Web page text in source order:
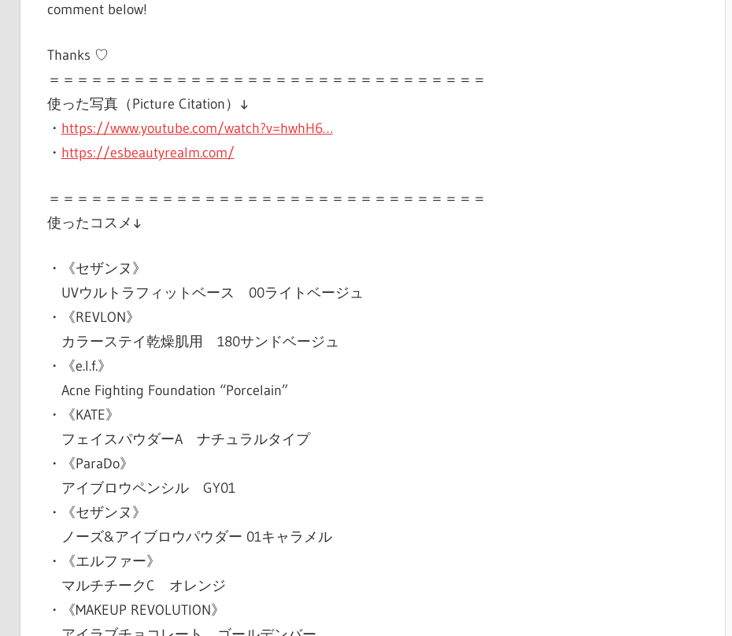
comment below!
Thanks ♡
＝＝＝＝＝＝＝＝＝＝＝＝＝＝＝＝＝＝＝＝＝＝＝＝＝＝＝＝＝＝＝
使った写真（Picture Citation）↓
・ https://www.youtube.com/watch?v=hwhH6…
・ https://esbeautyrealm.com/
＝＝＝＝＝＝＝＝＝＝＝＝＝＝＝＝＝＝＝＝＝＝＝＝＝＝＝＝＝＝＝
使ったコスメ↓
・《セザンヌ》
UVウルトラフィットベース 00ライトベージュ
・《REVLON》
カラーステイ乾燥肌用 180サンドベージュ
・《e.l.f.》
Acne Fighting Foundation “Porcelain”
・《KATE》
フェイスパウダーA ナチュラルタイプ
・《ParaDo》
アイブロウペンシル GY01
・《セザンヌ》
ノーズ&アイブロウパウダー 01キャラメル
・《エルファー》
マルチチークC オレンジ
・《MAKEUP REVOLUTION》